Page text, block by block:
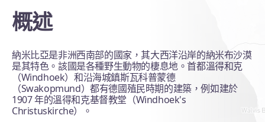
概述
納米比亞是非洲西南部的國家，其大西洋沿岸的納米布沙漠
是其特色。該國是各種野生動物的棲息地。首都溫得和克
（Windhoek）和沿海城鎮斯瓦科普蒙德
（Swakopmund）都有德國殖民時期的建築，例如建於
1907 年的溫得和克基督教堂（Windhoek's
Christuskirche）。